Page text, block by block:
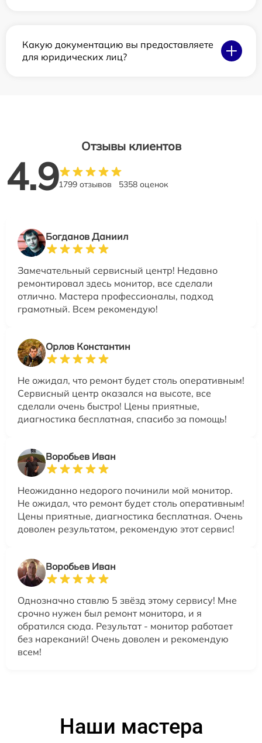
Какую документацию вы предоставляете
для юридических лиц?
Отзывы клиентов
4.91799 отзывов 5358 оценок
Богданов Даниил
Замечательный сервисный центр! Недавно
ремонтировал здесь монитор, все сделали
отлично. Мастера профессионалы, подход
грамотный. Всем рекомендую!
Орлов Константин
Не ожидал, что ремонт будет столь оперативным!
Сервисный центр оказался на высоте, все
сделали очень быстро! Цены приятные,
диагностика бесплатная, спасибо за помощь!
Воробьев Иван
Неожиданно недорого починили мой монитор.
Не ожидал, что ремонт будет столь оперативным!
Цены приятные, диагностика бесплатная. Очень
доволен результатом, рекомендую этот сервис!
Воробьев Иван
Однозначно ставлю 5 звёзд этому сервису! Мне
срочно нужен был ремонт монитора, и я
обратился сюда. Результат - монитор работает
без нареканий! Очень доволен и рекомендую
всем!
Наши мастера